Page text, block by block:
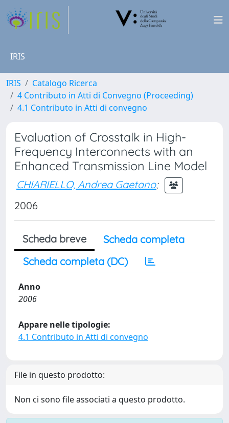
IRIS
IRIS
Catalogo Ricerca
4 Contributo in Atti di Convegno (Proceeding)
4.1 Contributo in Atti di convegno
Evaluation of Crosstalk in High-
Frequency Interconnects with an
Enhanced Transmission Line Model
CHIARIELLO, Andrea Gaetano;
2006
Scheda breve
Scheda completa
Scheda completa (DC)
Anno
2006
Appare nelle tipologie:
4.1 Contributo in Atti di convegno
File in questo prodotto:
Non ci sono file associati a questo prodotto.